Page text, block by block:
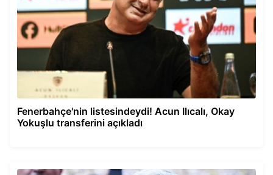
Fenerbahçe'nin listesindeydi! Acun Ilıcalı, Okay
Yokuşlu transferini açıkladı